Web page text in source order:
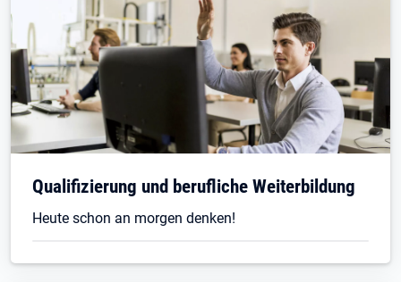
Qualifizierung und berufliche Weiterbildung
Heute schon an morgen denken!